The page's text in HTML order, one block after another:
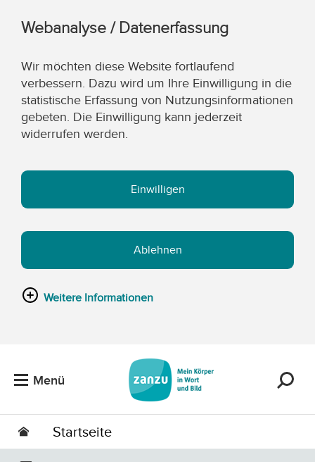
Webanalyse / Datenerfassung
Wir möchten diese Website fortlaufend
verbessern. Dazu wird um Ihre Einwilligung in die
statistische Erfassung von Nutzungsinformationen
gebeten. Die Einwilligung kann jederzeit
widerrufen werden.
Einwilligen
Ablehnen
Weitere Informationen
Menü
Startseite